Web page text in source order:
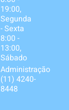
19:00,
Segunda
- Sexta
8:00 -
13:00,
Sábado
Administração
(11) 4240-
8448